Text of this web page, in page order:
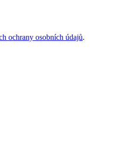
ochrany osobních údajů.